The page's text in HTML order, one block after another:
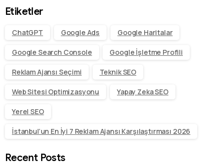
Etiketler
ChatGPT Google Ads Google Haritalar
Google Search Console Google İşletme Profili
Reklam Ajansı Seçimi Teknik SEO
Web Sitesi Optimizasyonu Yapay Zeka SEO
Yerel SEO
İstanbul’un En İyi 7 Reklam Ajansı Karşılaştırması 2026
Recent Posts